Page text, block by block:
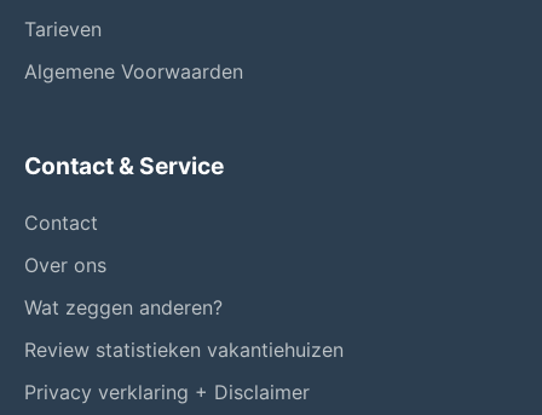
Tarieven
Algemene Voorwaarden
Contact & Service
Contact
Over ons
Wat zeggen anderen?
Review statistieken vakantiehuizen
Privacy verklaring + Disclaimer